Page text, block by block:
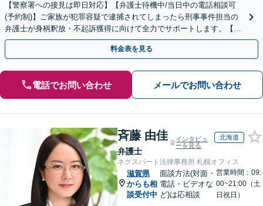
【警察署への接見は即日対応】【弁護士待機中/当日中の電話相談可
(予約制)】ご家族が犯罪容疑で逮捕されてしまったら刑事事件担当の
弁護士が身柄釈放・不起訴獲得に向けて全力でサポートします。【毎
月100名以上の相談実績】【滋賀県全域対応】
料金表を見る
電話でお問い合わせ メールでお問い合わせ
斉藤 由佳
弁護士
インタビュ
ーを見る
北海道
ネクスパート法律事務所 札幌オフィス
滋賀県
からも相
談受付中
面談方法(対面・
電話・ビデオな
ど)は応相談
営業時間：09:
00~21:00（土
日祝日）